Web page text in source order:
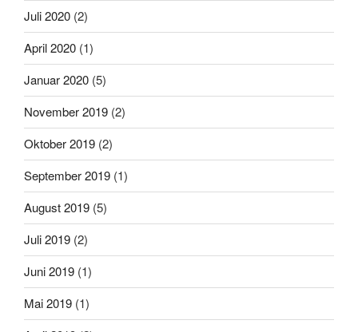
Juli 2020 (2)
April 2020 (1)
Januar 2020 (5)
November 2019 (2)
Oktober 2019 (2)
September 2019 (1)
August 2019 (5)
Juli 2019 (2)
Juni 2019 (1)
Mai 2019 (1)